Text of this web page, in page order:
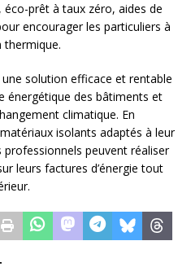
prêt à taux zéro, aides de
encourager les particuliers à
thermique.
solution efficace et rentable
énergétique des bâtiments et
climatique. En
isolants adaptés à leur
peuvent réaliser
leurs factures d’énergie tout